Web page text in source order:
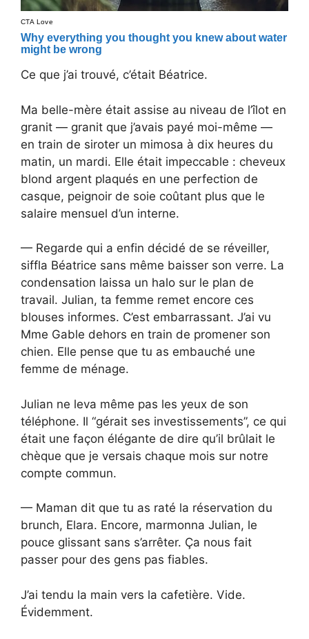
Ce que j’ai trouvé, c’était Béatrice.
Ma belle-mère était assise au niveau de l’îlot en
granit — granit que j’avais payé moi-même —
en train de siroter un mimosa à dix heures du
matin, un mardi. Elle était impeccable : cheveux
blond argent plaqués en une perfection de
casque, peignoir de soie coûtant plus que le
salaire mensuel d’un interne.
— Regarde qui a enfin décidé de se réveiller,
siffla Béatrice sans même baisser son verre. La
condensation laissa un halo sur le plan de
travail. Julian, ta femme remet encore ces
blouses informes. C’est embarrassant. J’ai vu
Mme Gable dehors en train de promener son
chien. Elle pense que tu as embauché une
femme de ménage.
Julian ne leva même pas les yeux de son
téléphone. Il “gérait ses investissements”, ce qui
était une façon élégante de dire qu’il brûlait le
chèque que je versais chaque mois sur notre
compte commun.
— Maman dit que tu as raté la réservation du
brunch, Elara. Encore, marmonna Julian, le
pouce glissant sans s’arrêter. Ça nous fait
passer pour des gens pas fiables.
J’ai tendu la main vers la cafetière. Vide.
Évidemment.